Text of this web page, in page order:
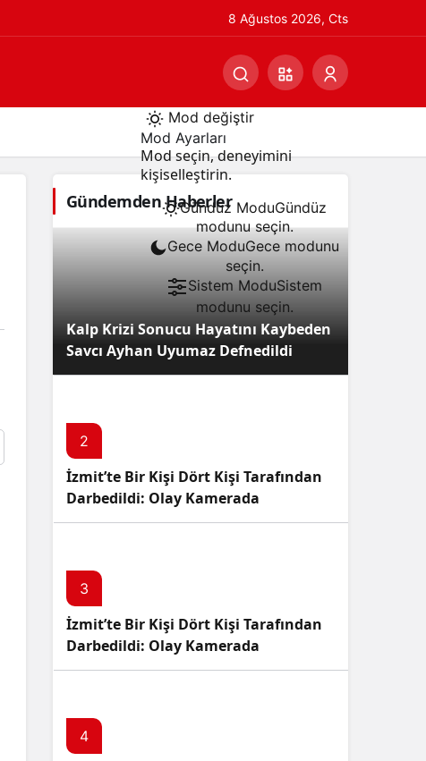
8 Ağustos 2026, Cts
Mod değiştir
Mod Ayarları
Mod seçin, deneyimini
kişiselleştirin.
Gündüz ModuGündüz
modunu seçin.
Gece ModuGece modunu
seçin.
Sistem ModuSistem
modunu seçin.
Gündemden Haberler
Kalp Krizi Sonucu Hayatını Kaybeden
Savcı Ayhan Uyumaz Defnedildi
2
İzmit’te Bir Kişi Dört Kişi Tarafından
Darbedildi: Olay Kamerada
3
İzmit’te Bir Kişi Dört Kişi Tarafından
Darbedildi: Olay Kamerada
4